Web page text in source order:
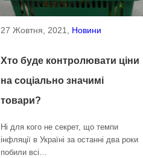
27 Жовтня, 2021, Новини
Хто буде контролювати ціни
на соціально значимі
товари?
Ні для кого не секрет, що темпи
інфляції в Україні за останні два роки
побили всі…